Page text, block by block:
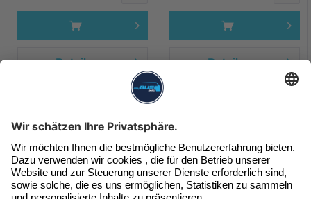
Details Details
Unser Newsletter
Exklusive Angebote & Infos